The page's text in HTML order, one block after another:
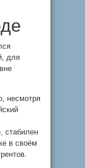
для
несмотря
стабилен
в своём